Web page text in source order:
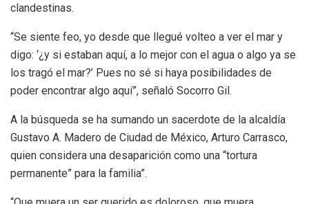
clandestinas.
“Se siente feo, yo desde que llegué volteo a ver el mar y
digo: ‘¿y si estaban aquí, a lo mejor con el agua o algo ya se
los tragó el mar?’ Pues no sé si haya posibilidades de
poder encontrar algo aquí”, señaló Socorro Gil.
A la búsqueda se ha sumando un sacerdote de la alcaldía
Gustavo A. Madero de Ciudad de México, Arturo Carrasco,
quien considera una desaparición como una “tortura
permanente” para la familia”.